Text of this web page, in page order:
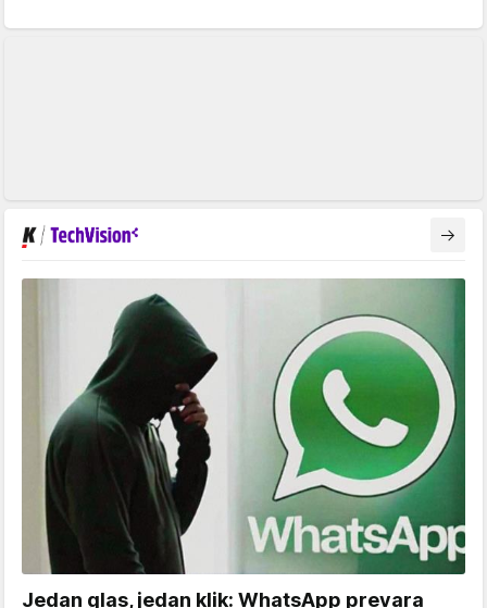
Jedan glas, jedan klik: WhatsApp prevara